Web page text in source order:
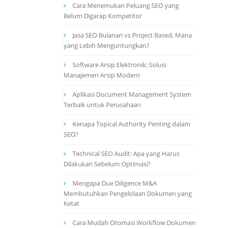
Cara Menemukan Peluang SEO yang
Belum Digarap Kompetitor
Jasa SEO Bulanan vs Project Based, Mana
yang Lebih Menguntungkan?
Software Arsip Elektronik: Solusi
Manajemen Arsip Modern
Aplikasi Document Management System
Terbaik untuk Perusahaan
Kenapa Topical Authority Penting dalam
SEO?
Technical SEO Audit: Apa yang Harus
Dilakukan Sebelum Optimasi?
Mengapa Due Diligence M&A
Membutuhkan Pengelolaan Dokumen yang
Ketat
Cara Mudah Otomasi Workflow Dokumen